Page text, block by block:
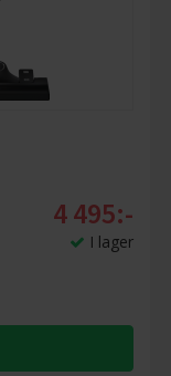
4 495:-
I lager